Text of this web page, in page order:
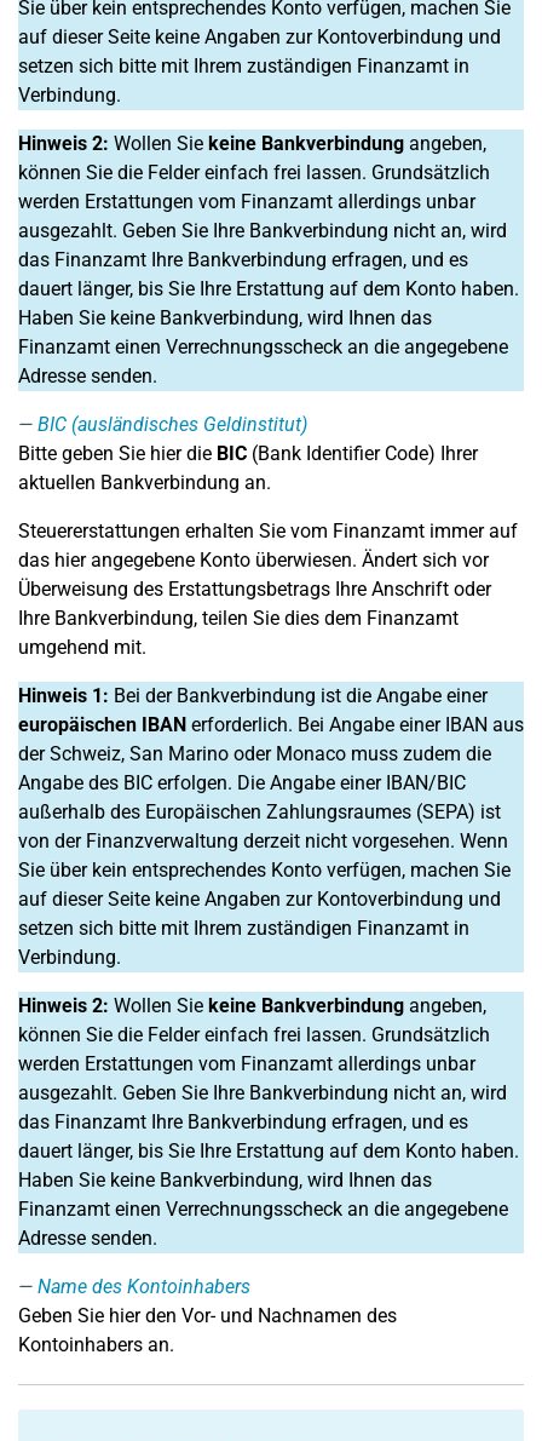
Sie über kein entsprechendes Konto verfügen, machen Sie
auf dieser Seite keine Angaben zur Kontoverbindung und
setzen sich bitte mit Ihrem zuständigen Finanzamt in
Verbindung.
Hinweis 2: Wollen Sie keine Bankverbindung angeben,
können Sie die Felder einfach frei lassen. Grundsätzlich
werden Erstattungen vom Finanzamt allerdings unbar
ausgezahlt. Geben Sie Ihre Bankverbindung nicht an, wird
das Finanzamt Ihre Bankverbindung erfragen, und es
dauert länger, bis Sie Ihre Erstattung auf dem Konto haben.
Haben Sie keine Bankverbindung, wird Ihnen das
Finanzamt einen Verrechnungsscheck an die angegebene
Adresse senden.
BIC (ausländisches Geldinstitut)
Bitte geben Sie hier die BIC (Bank Identifier Code) Ihrer
aktuellen Bankverbindung an.
Steuererstattungen erhalten Sie vom Finanzamt immer auf
das hier angegebene Konto überwiesen. Ändert sich vor
Überweisung des Erstattungsbetrags Ihre Anschrift oder
Ihre Bankverbindung, teilen Sie dies dem Finanzamt
umgehend mit.
Hinweis 1: Bei der Bankverbindung ist die Angabe einer
europäischen IBAN erforderlich. Bei Angabe einer IBAN aus
der Schweiz, San Marino oder Monaco muss zudem die
Angabe des BIC erfolgen. Die Angabe einer IBAN/BIC
außerhalb des Europäischen Zahlungsraumes (SEPA) ist
von der Finanzverwaltung derzeit nicht vorgesehen. Wenn
Sie über kein entsprechendes Konto verfügen, machen Sie
auf dieser Seite keine Angaben zur Kontoverbindung und
setzen sich bitte mit Ihrem zuständigen Finanzamt in
Verbindung.
Hinweis 2: Wollen Sie keine Bankverbindung angeben,
können Sie die Felder einfach frei lassen. Grundsätzlich
werden Erstattungen vom Finanzamt allerdings unbar
ausgezahlt. Geben Sie Ihre Bankverbindung nicht an, wird
das Finanzamt Ihre Bankverbindung erfragen, und es
dauert länger, bis Sie Ihre Erstattung auf dem Konto haben.
Haben Sie keine Bankverbindung, wird Ihnen das
Finanzamt einen Verrechnungsscheck an die angegebene
Adresse senden.
Name des Kontoinhabers
Geben Sie hier den Vor- und Nachnamen des
Kontoinhabers an.